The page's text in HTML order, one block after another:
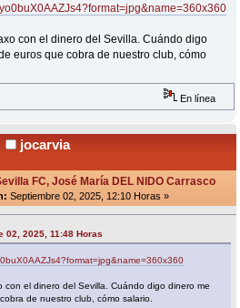
con el dinero del Sevilla. Cuándo digo
euros que cobra de nuestro club, cómo
En línea
jocarvia
FC, José María DEL NIDO Carrasco
Septiembre 02, 2025, 12:10 Horas »
02, 2025, 11:48 Horas
con el dinero del Sevilla. Cuándo digo dinero me
de nuestro club, cómo salario.